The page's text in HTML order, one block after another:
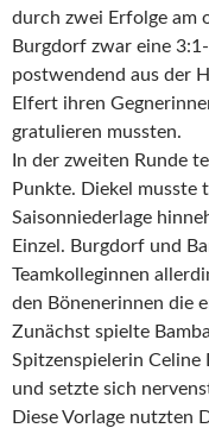
durch zwei Erfolge am
Burgdorf zwar eine
postwendend aus der
Elfert ihren
gratulieren mussten.
In der zweiten Runde
Punkte. Diekel musste
Saisonniederlage
Einzel. Burgdorf und
Teamkolleginnen
den Bönenerinnen die
Zunächst spielte
Spitzenspielerin Celine
und setzte sich
Diese Vorlage nutzten